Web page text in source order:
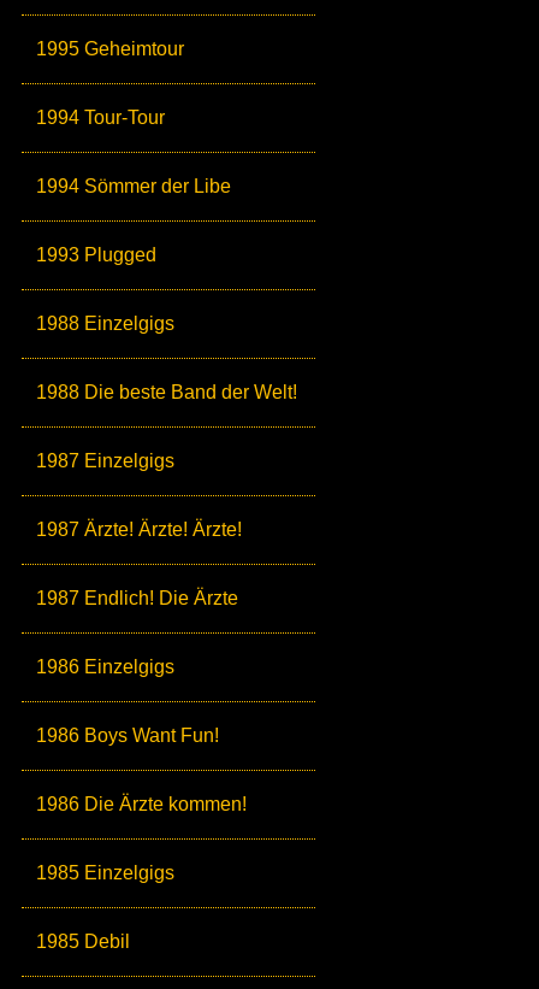
1995 Geheimtour
1994 Tour-Tour
1994 Sömmer der Libe
1993 Plugged
1988 Einzelgigs
1988 Die beste Band der Welt!
1987 Einzelgigs
1987 Ärzte! Ärzte! Ärzte!
1987 Endlich! Die Ärzte
1986 Einzelgigs
1986 Boys Want Fun!
1986 Die Ärzte kommen!
1985 Einzelgigs
1985 Debil